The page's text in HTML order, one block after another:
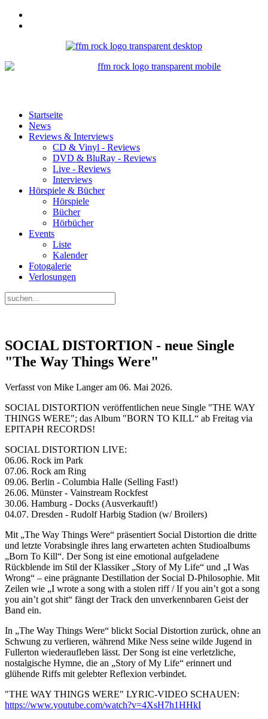
Startseite
News
Reviews & Interviews
CD & Vinyl - Reviews
DVD & BluRay - Reviews
Live - Reviews
Interviews
Hörspiele & Bücher
Hörspiele
Bücher
Hörbücher
Events
Liste
Kalender
Fotogalerie
Verlosungen
SOCIAL DISTORTION - neue Single
"The Way Things Were"
Verfasst von Mike Langer am 06. Mai 2026.
SOCIAL DISTORTION veröffentlichen neue Single "THE WAY
THINGS WERE"; das Album "BORN TO KILL“ ab Freitag via
EPITAPH RECORDS!
SOCIAL DISTORTION LIVE:
06.06. Rock im Park
07.06. Rock am Ring
09.06. Berlin - Columbia Halle (Selling Fast!)
26.06. Münster - Vainstream Rockfest
30.06. Hamburg - Docks (Ausverkauft!)
04.07. Dresden - Rudolf Harbig Stadion (w/ Broilers)
Mit „The Way Things Were“ präsentiert Social Distortion die dritte
und letzte Vorabsingle ihres lang erwarteten achten Studioalbums
„Born To Kill“. Der Song ist eine emotional aufgeladene
Rückblende im Stil der Klassiker „Story of My Life“ und „I Was
Wrong“ – eine prägnante Destillation der Social D-Philosophie. Mit
Zeilen wie „I wrote a song with a stolen riff / If you ain’t got a song
you ain’t got shit“ fängt der Track den unverkennbaren Geist der
Band ein.
In „The Way Things Were“ blickt Social Distortion zurück, ohne an
Schwung zu verlieren, während Mike Ness seine wilde Jugend in
Fullerton wiederaufleben lässt. Der Song ist eine verletzliche,
nostalgische Hymne, die an „Story of My Life“ erinnert und
glühende Riffs mit gelebter Reflexion verbindet.
"THE WAY THINGS WERE" LYRIC-VIDEO SCHAUEN:
https://www.youtube.com/watch?v=4XsH7h1HHkI